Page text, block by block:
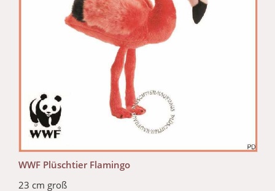
WWF Plüschtier Flamingo
23 cm groß